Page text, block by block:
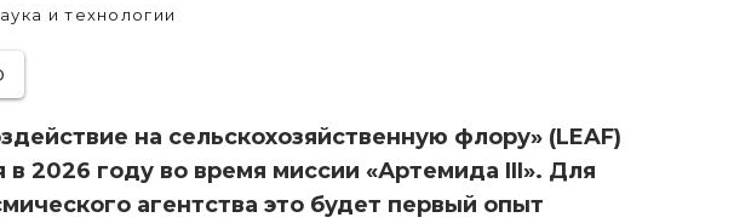
и технологии
на сельскохозяйственную флору» (LEAF)
в 2026 году во время миссии «Артемида III». Для
агентства это будет первый опыт